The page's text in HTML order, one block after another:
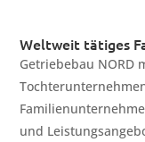
Weltweit tätiges
Getriebebau NORD
und